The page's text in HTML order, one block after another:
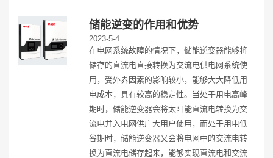
储能逆变的作用和优势
2023-5-4
在电网系统故障的情况下，储能逆变器能够将
储存的直流电直接转换为交流电供电网系统使
用，受外界因素的影响较小，能够大大降低用
电成本，具有较高的稳定性。当处于用电高峰
期时，储能逆变器会将太阳能直流电转换为交
流电并入电网供广大用户使用，而处于用电低
谷期时，储能逆变器又会将电网中的交流电转
换为直流电储存起来，能够实现直流电和交流